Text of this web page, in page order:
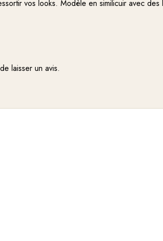
vos looks. Modèle en similicuir avec des
laisser un avis.